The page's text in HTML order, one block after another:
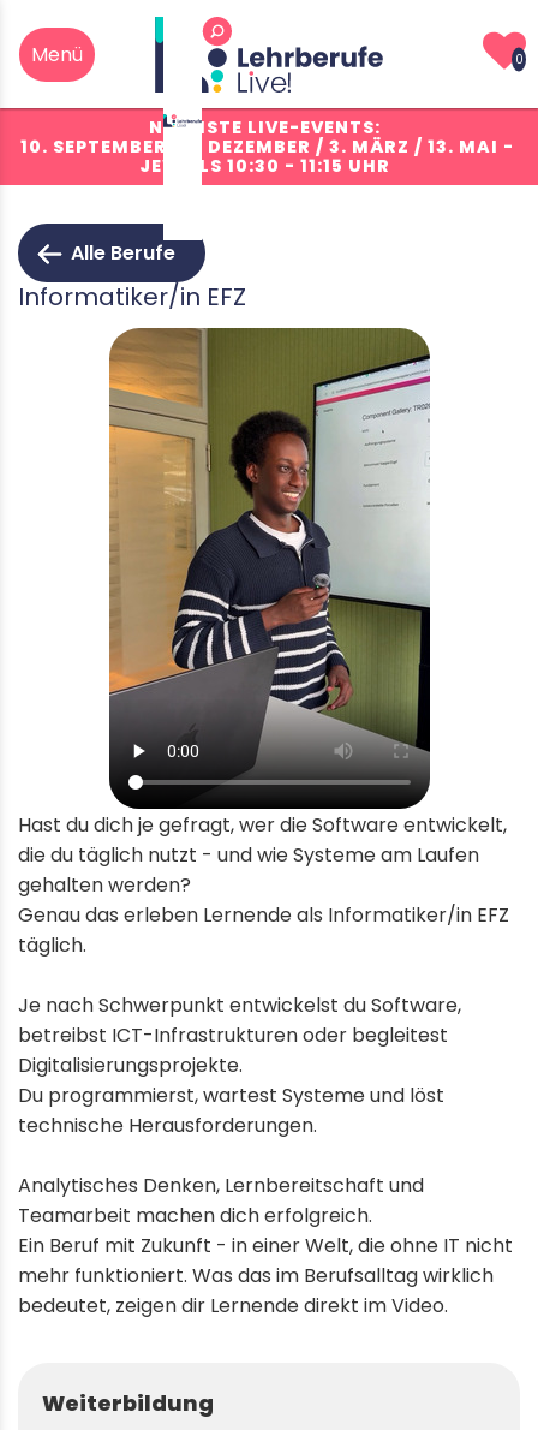
0
NÄCHSTE LIVE-EVENTS:
10. SEPTEMBER / 2. DEZEMBER / 3. MÄRZ / 13. MAI -
JEWEILS 10:30 - 11:15 UHR
Alle Berufe
Informatiker/in EFZ
Hast du dich je gefragt, wer die Software entwickelt,
die du täglich nutzt - und wie Systeme am Laufen
gehalten werden?
Genau das erleben Lernende als Informatiker/in EFZ
täglich.
Je nach Schwerpunkt entwickelst du Software,
betreibst ICT-Infrastrukturen oder begleitest
Digitalisierungsprojekte.
Du programmierst, wartest Systeme und löst
technische Herausforderungen.
Analytisches Denken, Lernbereitschaft und
Teamarbeit machen dich erfolgreich.
Ein Beruf mit Zukunft - in einer Welt, die ohne IT nicht
mehr funktioniert. Was das im Berufsalltag wirklich
bedeutet, zeigen dir Lernende direkt im Video.
Weiterbildung